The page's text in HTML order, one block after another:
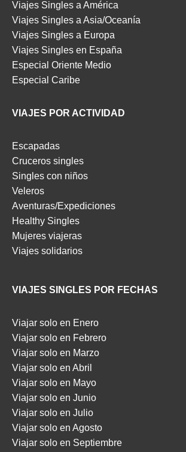
Viajes Singles a América
Viajes Singles a Asia/Oceanía
Viajes Singles a Europa
Viajes Singles en España
Especial Oriente Medio
Especial Caribe
VIAJES POR ACTIVIDAD
Escapadas
Cruceros singles
Singles con niños
Veleros
Aventuras/Expediciones
Healthy Singles
Mujeres viajeras
Viajes solidarios
VIAJES SINGLES POR FECHAS
Viajar solo en Enero
Viajar solo en Febrero
Viajar solo en Marzo
Viajar solo en Abril
Viajar solo en Mayo
Viajar solo en Junio
Viajar solo en Julio
Viajar solo en Agosto
Viajar solo en Septiembre